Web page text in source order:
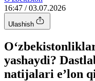
16:47 / 03.07.2026
Ulashish
yashaydi?
natijalari e’lon